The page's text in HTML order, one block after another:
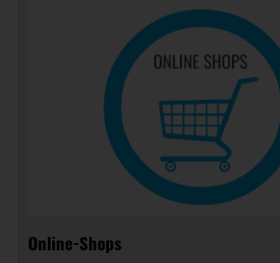
Online-Shops